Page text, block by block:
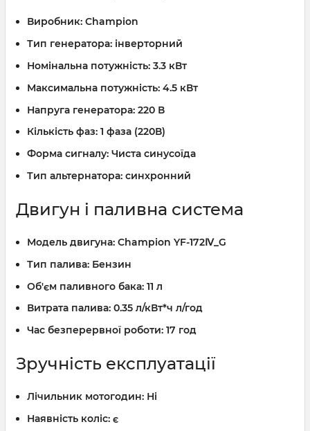
Виробник: Champion
Тип генератора: інверторний
Номінальна потужність: 3.3 кВт
Максимальна потужність: 4.5 кВт
Напруга генератора: 220 В
Кількість фаз: 1 фаза (220В)
Форма сигналу: Чиста синусоїда
Тип альтернатора: синхронний
Двигун і паливна система
Модель двигуна: Champion YF-172Ⅳ_G
Тип палива: Бензин
Об'єм паливного бака: 11 л
Витрата палива: 0.35 л/кВт*ч л/год
Час безперервної роботи: 17 год
Зручність експлуатації
Лічильник мотогодин: Ні
Наявність коліс: є